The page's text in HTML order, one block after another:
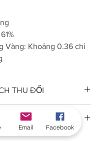
Vàng: Khoảng 0.36 chỉ
THU ĐỔI
610 đảm bảo chất
trang sức đúng
phong phú, sản
doanh giao hàng tận
Email Facebook